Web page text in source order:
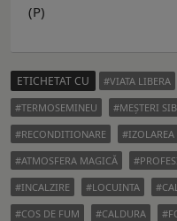
(P)
ETICHETAT CU VIATA LIBERA
TERMOSEMINEU
MEȘTERI
RECONDITIONARE
ATMOSFERA MAGICĂ
INCALZIRE
LOCUINTA
COS DE FUM
CALDURA